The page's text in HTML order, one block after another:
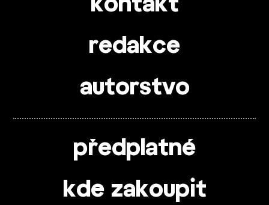
redakce
autorstvo
předplatné
kde zakoupit